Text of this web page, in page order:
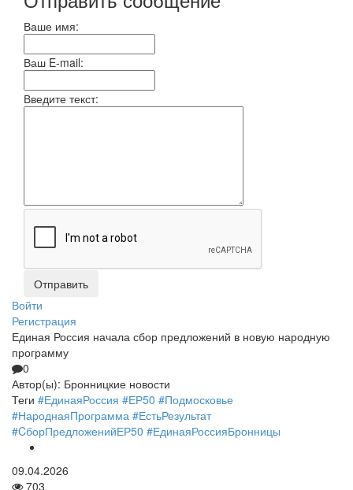
Ваше имя:
Ваш E-mail:
Введите текст:
Войти
Регистрация
Единая Россия начала сбор предложений в новую народную
программу
0
Автор(ы): Бронницкие новости
Теги #ЕдинаяРоссия #ЕР50 #Подмосковье
#НароднаяПрограмма #ЕстьРезультат
#CборПредложенийЕР50 #ЕдинаяРоссияБронницы
09.04.2026
703